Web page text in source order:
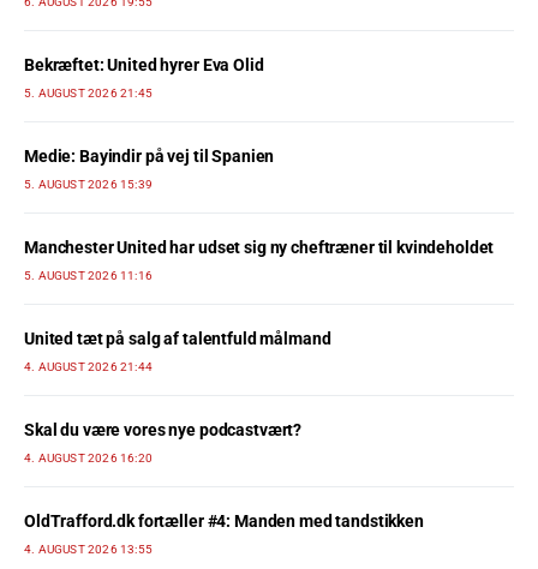
Bekræftet: United hyrer Eva Olid
5. AUGUST 2026 21:45
Medie: Bayindir på vej til Spanien
5. AUGUST 2026 15:39
Manchester United har udset sig ny cheftræner til kvindeholdet
5. AUGUST 2026 11:16
United tæt på salg af talentfuld målmand
4. AUGUST 2026 21:44
Skal du være vores nye podcastvært?
4. AUGUST 2026 16:20
OldTrafford.dk fortæller #4: Manden med tandstikken
4. AUGUST 2026 13:55